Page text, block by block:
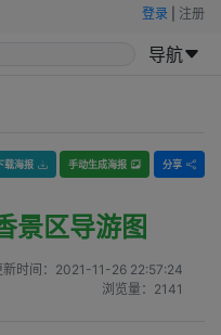
登录 注册
导航
载海报 手动生成海报 分享
景区导游图
新时间： 2021-11-26 22:57:24
浏览量： 2141